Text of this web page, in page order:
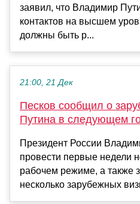
заявил, что Владимир
контактов на высшем
должны быть р...
21:00, 21 Дек
Песков сообщил о
Путина в следующем
Президент России
провести первые недели
рабочем режиме, а также
несколько зарубежных